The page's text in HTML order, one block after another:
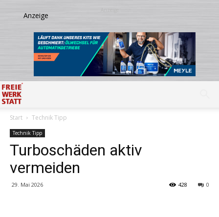
Start Technik Tipp
Technik Tipp
Turboschäden aktiv
vermeiden
29. Mai 2026 0
428